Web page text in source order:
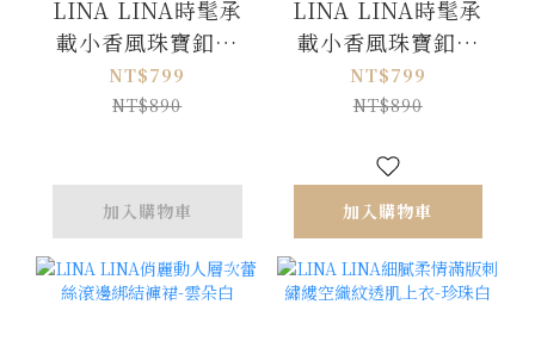
LINA LINA時髦承
載小香風珠寶釦太
空棉上衣-貴氣白
NT$799
NT$890
加入購物車
LINA LINA時髦承
載小香風珠寶釦太
空棉上衣-時尚黑
NT$799
NT$890
加入購物車